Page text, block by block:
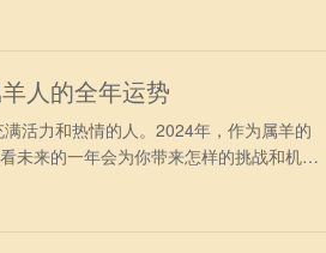
人的全年运势
活力和热情的人。2024年，作为属羊的
未来的一年会为你带来怎样的挑战和机